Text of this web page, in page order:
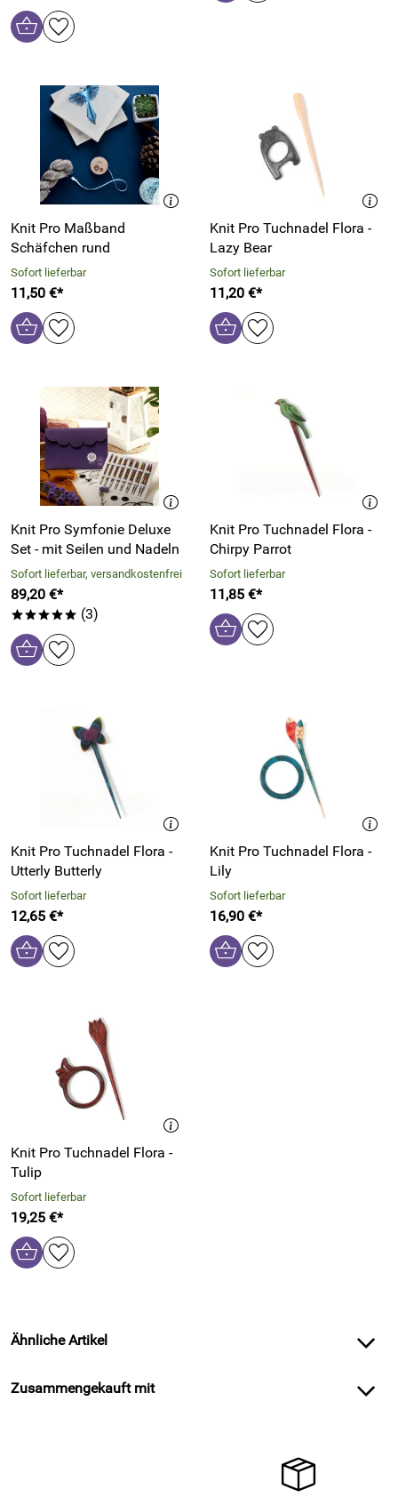
Knit Pro Maßband
Schäfchen rund
Sofort lieferbar
11,50 €*
Knit Pro Tuchnadel Flora -
Lazy Bear
Sofort lieferbar
11,20 €*
Knit Pro Symfonie Deluxe
Set - mit Seilen und Nadeln
Sofort lieferbar, versandkostenfrei
89,20 €*
***** (3)
Knit Pro Tuchnadel Flora -
Chirpy Parrot
Sofort lieferbar
11,85 €*
Knit Pro Tuchnadel Flora -
Utterly Butterly
Sofort lieferbar
12,65 €*
Knit Pro Tuchnadel Flora -
Lily
Sofort lieferbar
16,90 €*
Knit Pro Tuchnadel Flora -
Tulip
Sofort lieferbar
19,25 €*
Ähnliche Artikel
Zusammengekauft mit